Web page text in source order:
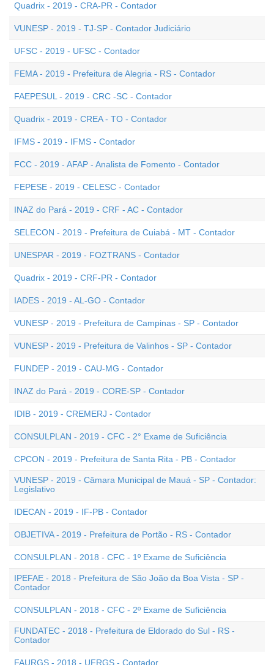
Quadrix - 2019 - CRA-PR - Contador
VUNESP - 2019 - TJ-SP - Contador Judiciário
UFSC - 2019 - UFSC - Contador
FEMA - 2019 - Prefeitura de Alegria - RS - Contador
FAEPESUL - 2019 - CRC -SC - Contador
Quadrix - 2019 - CREA - TO - Contador
IFMS - 2019 - IFMS - Contador
FCC - 2019 - AFAP - Analista de Fomento - Contador
FEPESE - 2019 - CELESC - Contador
INAZ do Pará - 2019 - CRF - AC - Contador
SELECON - 2019 - Prefeitura de Cuiabá - MT - Contador
UNESPAR - 2019 - FOZTRANS - Contador
Quadrix - 2019 - CRF-PR - Contador
IADES - 2019 - AL-GO - Contador
VUNESP - 2019 - Prefeitura de Campinas - SP - Contador
VUNESP - 2019 - Prefeitura de Valinhos - SP - Contador
FUNDEP - 2019 - CAU-MG - Contador
INAZ do Pará - 2019 - CORE-SP - Contador
IDIB - 2019 - CREMERJ - Contador
CONSULPLAN - 2019 - CFC - 2° Exame de Suficiência
CPCON - 2019 - Prefeitura de Santa Rita - PB - Contador
VUNESP - 2019 - Câmara Municipal de Mauá - SP - Contador:
Legislativo
IDECAN - 2019 - IF-PB - Contador
OBJETIVA - 2019 - Prefeitura de Portão - RS - Contador
CONSULPLAN - 2018 - CFC - 1º Exame de Suficiência
IPEFAE - 2018 - Prefeitura de São João da Boa Vista - SP -
Contador
CONSULPLAN - 2018 - CFC - 2º Exame de Suficiência
FUNDATEC - 2018 - Prefeitura de Eldorado do Sul - RS -
Contador
FAURGS - 2018 - UFRGS - Contador